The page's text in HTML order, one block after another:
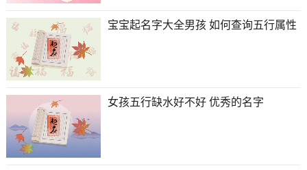
宝宝起名字大全男孩 如何查询五行属性
女孩五行缺水好不好 优秀的名字